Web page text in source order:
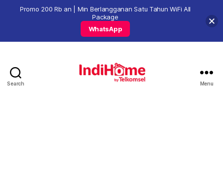
Search Menu
Promo 200 Rb an | Min Berlangganan Satu Tahun WiFi All
Package
WhatsApp